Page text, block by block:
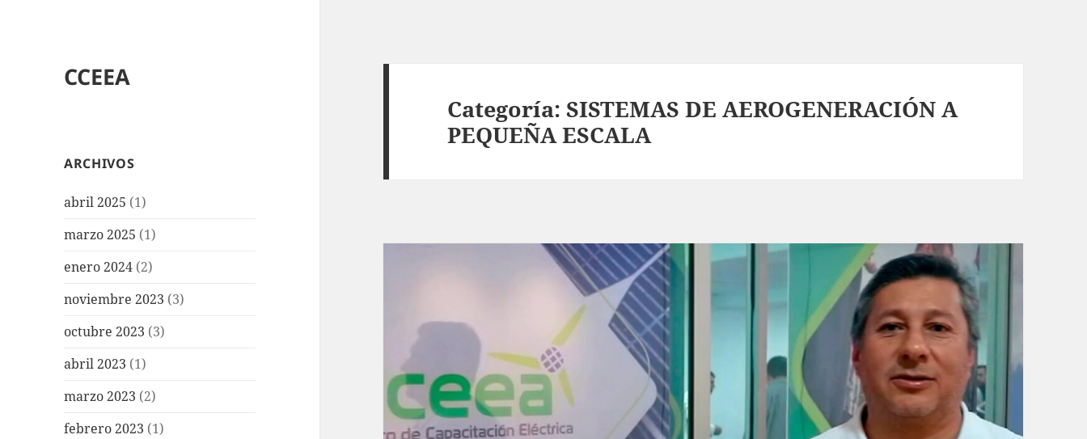
CCEEA
ARCHIVOS
abril 2025 (1)
marzo 2025 (1)
enero 2024 (2)
noviembre 2023 (3)
octubre 2023 (3)
abril 2023 (1)
marzo 2023 (2)
febrero 2023 (1)
Categoría:SISTEMAS DE AEROGENERACIÓN A
PEQUEÑA ESCALA